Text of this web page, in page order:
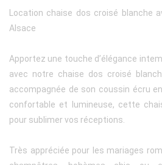
Location chaise dos croisé blanche
Alsace
Apportez une touche d’élégance
avec notre chaise dos croisé
accompagnée de son coussin écru
confortable et lumineuse, cette
pour sublimer vos réceptions.
Très appréciée pour les mariages